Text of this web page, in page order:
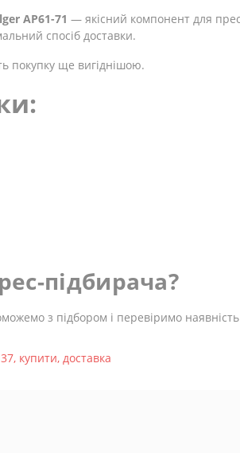
AP61-71 — якісний компонент для
спосіб доставки.
покупку ще вигіднішою.
підбирача?
з підбором і перевіримо наявність
, купити, доставка